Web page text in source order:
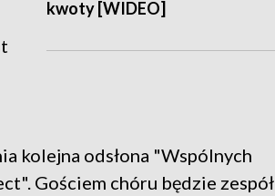
kwoty [WIDEO]
kolejna odsłona "Wspólnych
Gościem chóru będzie zespół